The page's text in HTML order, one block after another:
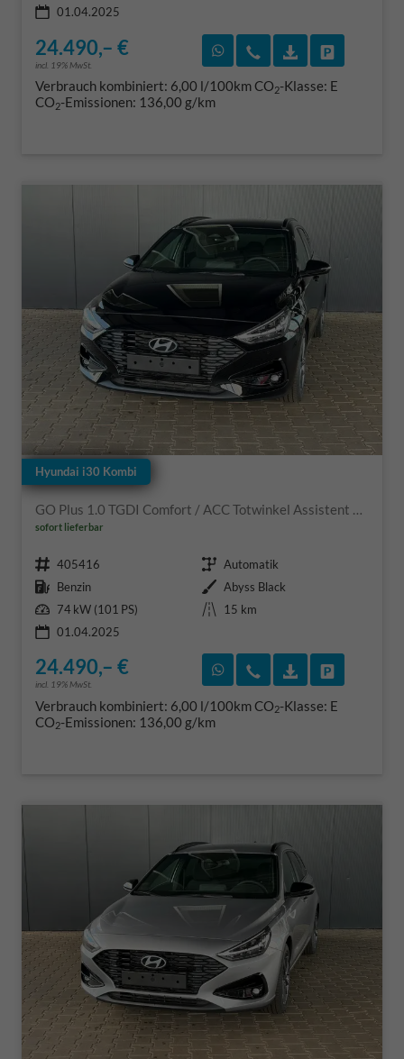
01.04.2025
24.490,– €
incl. 19% MwSt.
Rückruf vereinbaren
Wir rufen Sie an
Verbrauch kombiniert: 6,00 l/100kmCO2-Klasse: E
CO2-Emissionen: 136,00 g/km
Hyundai i30 Kombi
GO Plus 1.0 TGDI Comfort / ACC Totwinkel Assistent Sitz + Lenkradheizung Alu 17"
sofort lieferbar
Fahrzeugnr. 405416 Getriebe Automatik
Kraftstoff Benzin Außenfarbe Abyss Black
Leistung 74 kW (101 PS) Kilometerstand
15 km
01.04.2025
24.490,– €
incl. 19% MwSt.
Rückruf vereinbaren
Wir rufen Sie an
Verbrauch kombiniert: 6,00 l/100kmCO2-Klasse: E
CO2-Emissionen: 136,00 g/km